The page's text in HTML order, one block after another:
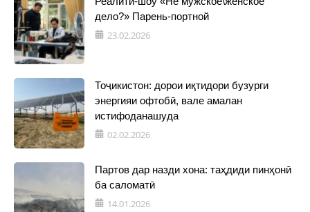
дело?» Парень-портной
23.02.2026
Тоҷикистон: дорои иқтидори бузурги
энергияи офтобӣ, вале амалан
истифоданашуда
02.02.2026
Партов дар назди хона: таҳдиди пинҳонӣ
ба саломатӣ
14.01.2026